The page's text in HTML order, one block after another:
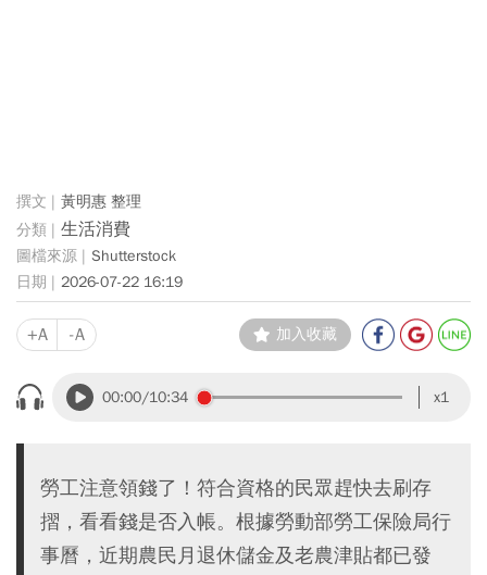
黃明惠 整理
生活消費
Shutterstock
2026-07-22 16:19
+A -A 加入收藏
00:00/10:34 x1
勞工注意領錢了！符合資格的民眾趕快去刷存
摺，看看錢是否入帳。根據勞動部勞工保險局行
事曆，近期農民月退休儲金及老農津貼都已發